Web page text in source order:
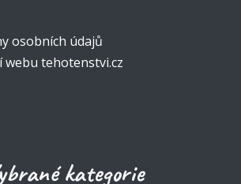
osobních údajů
webu tehotenstvi.cz
kategorie